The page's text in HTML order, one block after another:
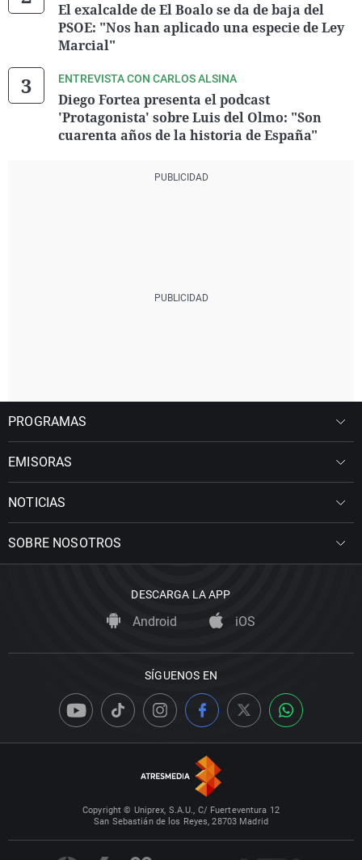
El exalcalde de El Boalo se da de baja del
PSOE: "Nos han aplicado una especie de Ley
Marcial"
ENTREVISTA CON CARLOS ALSINA
Diego Fortea presenta el podcast
'Protagonista' sobre Luis del Olmo: "Son
cuarenta años de la historia de España"
PROGRAMAS
EMISORAS
NOTICIAS
SOBRE NOSOTROS
DESCARGA LA APP
Android iOS
SÍGUENOS EN
Copyright © Uniprex, S.A.U., C/ Fuerteventura 12
San Sebastián de los Reyes, 28703 Madrid